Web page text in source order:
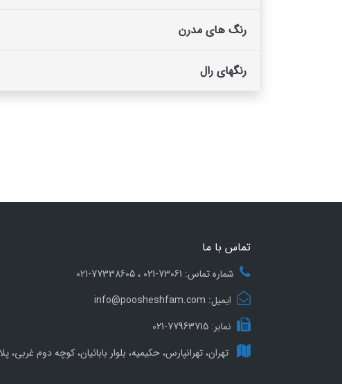
رنگ های مدرن
رنگهای رال
تماس با ما
شماره تماس: 73061-021 ، 77338605-021
ایمیل: info@poosheshfam.com
نمابر: 77963715-021
تهران، تهرانپارس، حکیمیه، بلوار بابائیان، کوچه دوم غربی،